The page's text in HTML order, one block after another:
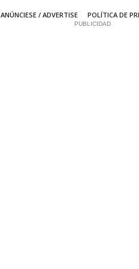
ANÚNCIESE / ADVERTISE
POLÍTICA DE
PUBLICIDAD